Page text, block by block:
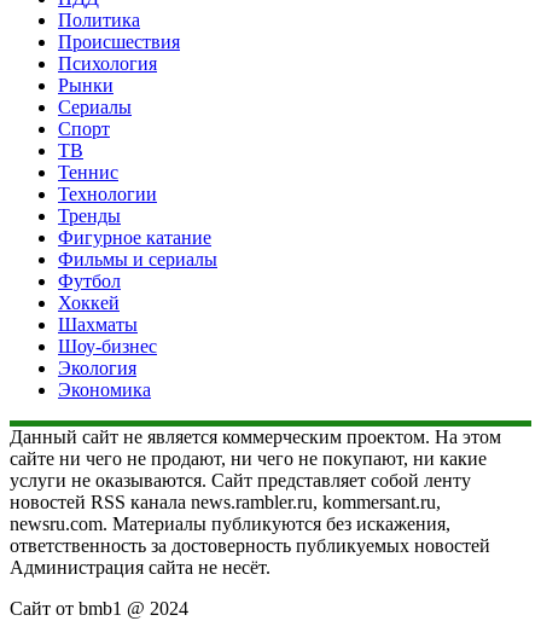
Политика
Происшествия
Психология
Рынки
Сериалы
Спорт
ТВ
Теннис
Технологии
Тренды
Фигурное катание
Фильмы и сериалы
Футбол
Хоккей
Шахматы
Шоу-бизнес
Экология
Экономика
Данный сайт не является коммерческим проектом. На этом
сайте ни чего не продают, ни чего не покупают, ни какие
услуги не оказываются. Сайт представляет собой ленту
новостей RSS канала news.rambler.ru, kommersant.ru,
newsru.com. Материалы публикуются без искажения,
ответственность за достоверность публикуемых новостей
Администрация сайта не несёт.
Сайт от bmb1 @ 2024